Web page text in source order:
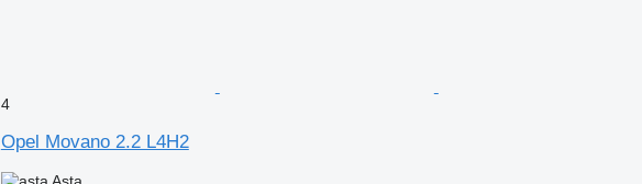
4
Opel Movano 2.2 L4H2